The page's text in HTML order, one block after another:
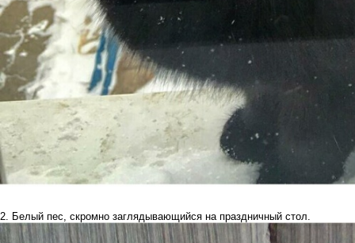
2. Белый пес, скромно заглядывающийся на праздничный стол.